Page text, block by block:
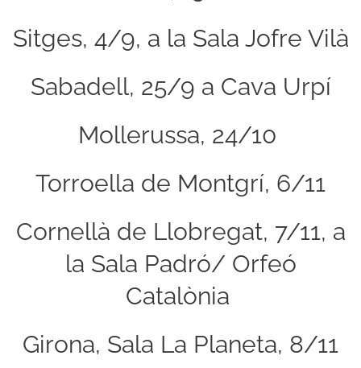
Sitges, 4/9, a la Sala Jofre Vilà
Sabadell, 25/9 a Cava Urpí
Mollerussa, 24/10
Torroella de Montgrí, 6/11
Cornellà de Llobregat, 7/11, a
la Sala Padró/ Orfeó
Catalònia
Girona, Sala La Planeta, 8/11